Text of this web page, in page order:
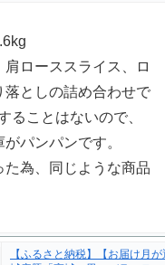
ローススライス、ロ
としの詰め合わせで
ることはないので、
パンパンです。
為、同じような商品
【ふるさと納税】【お届け月